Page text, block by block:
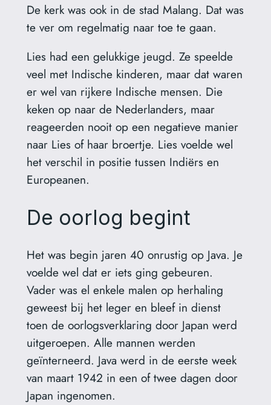
De kerk was ook in de stad Malang. Dat was
te ver om regelmatig naar toe te gaan.
Lies had een gelukkige jeugd. Ze speelde
veel met Indische kinderen, maar dat waren
er wel van rijkere Indische mensen. Die
keken op naar de Nederlanders, maar
reageerden nooit op een negatieve manier
naar Lies of haar broertje. Lies voelde wel
het verschil in positie tussen Indiërs en
Europeanen.
De oorlog begint
Het was begin jaren 40 onrustig op Java. Je
voelde wel dat er iets ging gebeuren.
Vader was el enkele malen op herhaling
geweest bij het leger en bleef in dienst
toen de oorlogsverklaring door Japan werd
uitgeroepen. Alle mannen werden
geïnterneerd. Java werd in de eerste week
van maart 1942 in een of twee dagen door
Japan ingenomen.